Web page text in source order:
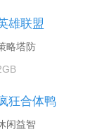
雄联盟
略塔防
狂合体鸭
闲益智